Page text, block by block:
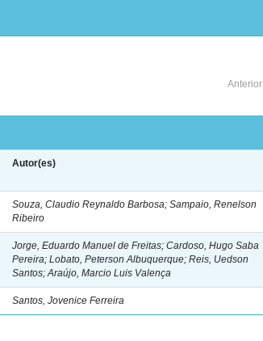
Anterior
Autor(es)
Souza, Claudio Reynaldo Barbosa; Sampaio, Renelson
Ribeiro
Jorge, Eduardo Manuel de Freitas; Cardoso, Hugo Saba
Pereira; Lobato, Peterson Albuquerque; Reis, Uedson
Santos; Araújo, Marcio Luis Valença
Santos, Jovenice Ferreira